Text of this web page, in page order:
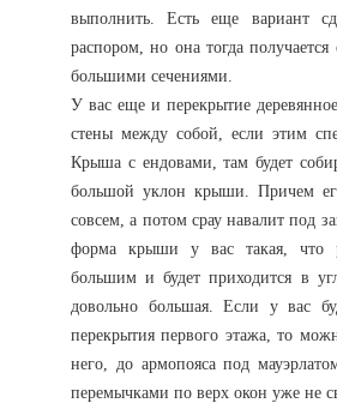
выполнить. Есть еще вариант
распором, но она тогда
большими сечениями.
У вас еще и перекрытие
стены между собой, если этим
Крыша с ендовами, там будет
большой уклон крыши. Причем
совсем, а потом срау навалит под
форма крыши у вас такая, что
большим и будет приходится в
довольно большая. Если у вас
перекрытия первого этажа, то
него, до армопояса под
перемычками по верх окон уже не